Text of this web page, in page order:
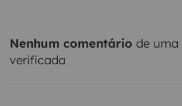
Nenhum comentário de uma
verificada